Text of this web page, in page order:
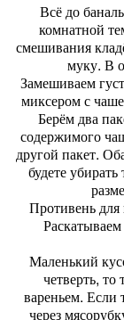
Всё до
комнатной
смешивания
муку. В
Замешиваем
миксером с
Берём два
содержимого
другой пакет.
будете
Противень
Маленький
четверть,
вареньем. Если
через